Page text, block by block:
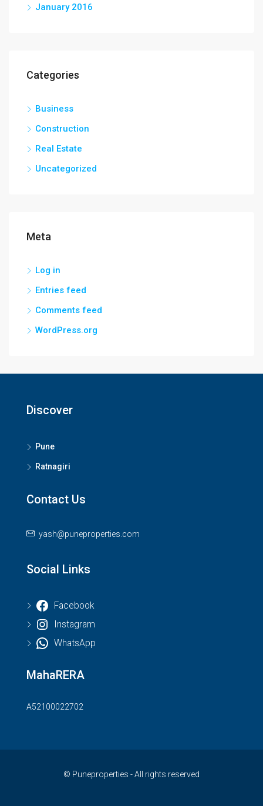
January 2016
Categories
Business
Construction
Real Estate
Uncategorized
Meta
Log in
Entries feed
Comments feed
WordPress.org
Discover
Pune
Ratnagiri
Contact Us
yash@puneproperties.com
Social Links
Facebook
Instagram
WhatsApp
MahaRERA
A52100022702
© Puneproperties - All rights reserved